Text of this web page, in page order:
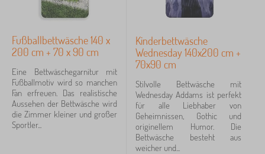
Fußballbettwäsche 140 x
200 cm + 70 x 90 cm
Eine Bettwäschegarnitur mit
Fußballmotiv wird so manchen
Fan erfreuen. Das realistische
Aussehen der Bettwäsche wird
die Zimmer kleiner und großer
Sportler...
Kinderbettwäsche
Wednesday 140x200 cm +
70x90 cm
Stilvolle Bettwäsche mit
Wednesday Addams ist perfekt
für alle Liebhaber von
Geheimnissen, Gothic und
originellem Humor. Die
Bettwäsche besteht aus
weicher und...